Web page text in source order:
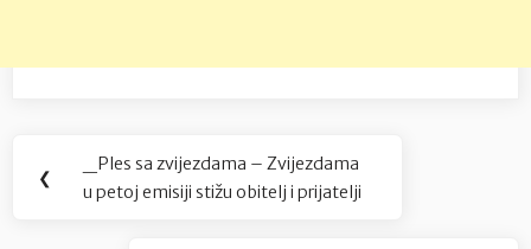
Navigacija
objava
❮
Previous
Post:
_Ples sa zvijezdama – Zvijezdama
u petoj emisiji stižu obitelj i prijatelji